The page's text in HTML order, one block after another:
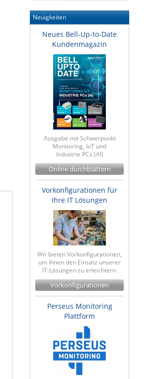
Neuigkeiten
Neues Bell-Up-to-Date
Kundenmagazin
Ausgabe mit Schwerpunkt
Monitoring, IoT und
Industrie PCs (AI)
Online durchblättern
Vorkonfigurationen für
Ihre IT Lösungen
Wir bieten Vorkonfigurationen,
um Ihnen den Einsatz unserer
IT-Lösungen zu erleichtern.
Vorkonfigurationen
Perseus Monitoring
Plattform